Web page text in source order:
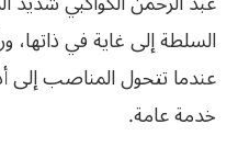
السلطة إلى غاية في ذاتها،
عندما تتحول المناصب إلى
خدمة عامة.